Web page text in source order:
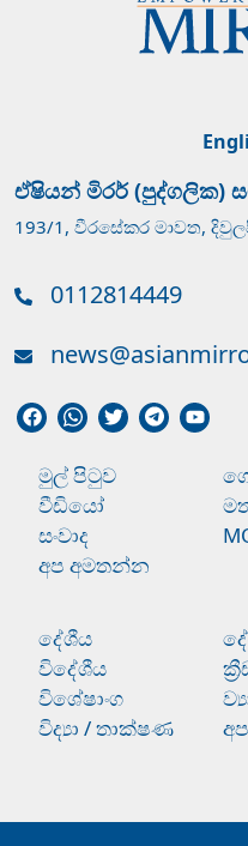
ඒෂියන් මිරර් (පුද්ගලික)
193/1, වීරසේකර මාවත,
0112814449
මුල් පිටුව
වීඩියෝ
සංවාද
අප අමතන්න
දේශීය
විදේශීය
විශේෂාංග
විද්‍යා / තාක්ෂණ